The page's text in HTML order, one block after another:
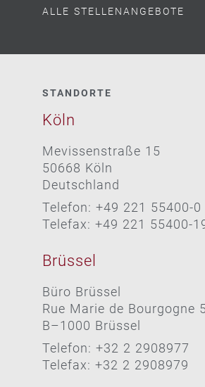
ALLE STELLENANGEBOTE
STANDORTE
Köln
Mevissenstraße 15
50668 Köln
Deutschland
Telefon: +49 221 55400-0
Telefax: +49 221 55400-
Brüssel
Büro Brüssel
Rue Marie de Bourgogne
B–1000 Brüssel
Telefon: +32 2 2908977
Telefax: +32 2 2908979